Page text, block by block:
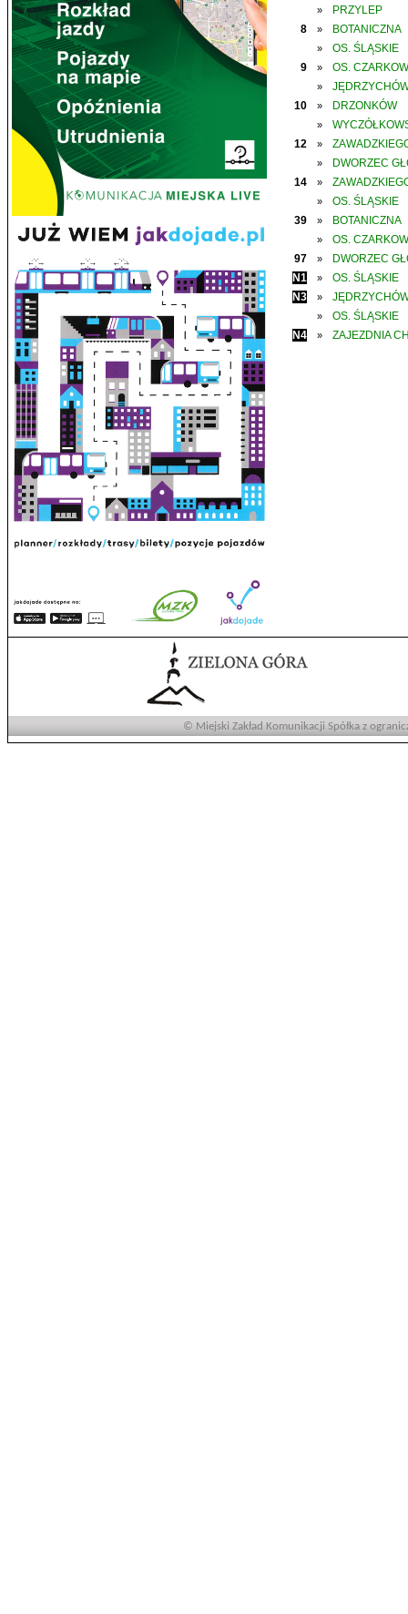
»
PRZYLEP
8
» BOTANICZNA
»
OS. ŚLĄSKIE
9
» OS.
»
10
» DRZONKÓW
»
12
»
»
DWORZEC
14
»
»
OS. ŚLĄSKIE
39
» BOTANICZNA
»
OS.
97
»
DWORZEC
N1
»
OS. ŚLĄSKIE
N3
»
»
OS. ŚLĄSKIE
N4
» ZAJEZDNIA
© Miejski Zakład Komunikacji Spółka z